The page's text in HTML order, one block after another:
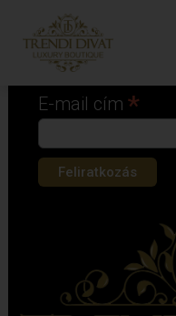
Iratkozz fel
E-mail cím*